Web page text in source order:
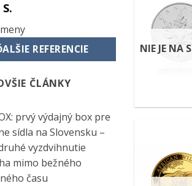
REFERENCIE
ČLÁNKY
prvý výdajný box pre
sídla na Slovensku –
vyzdvihnutie
mimo bežného
času
NIE JE NA